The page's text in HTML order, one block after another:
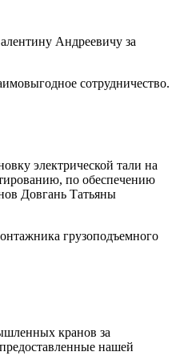
Андреевичу за
сотрудничество.
электрической тали на
по обеспечению
Довгань Татьяны
грузоподъемного
кранов за
нашей